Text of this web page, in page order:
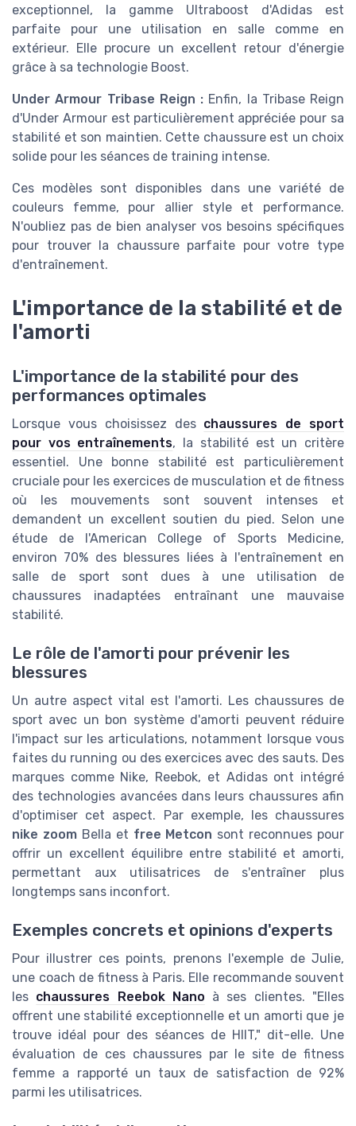
exceptionnel, la gamme Ultraboost d'Adidas est
parfaite pour une utilisation en salle comme en
extérieur. Elle procure un excellent retour d'énergie
grâce à sa technologie Boost.
Under Armour Tribase Reign : Enfin, la Tribase Reign
d'Under Armour est particulièrement appréciée pour sa
stabilité et son maintien. Cette chaussure est un choix
solide pour les séances de training intense.
Ces modèles sont disponibles dans une variété de
couleurs femme, pour allier style et performance.
N'oubliez pas de bien analyser vos besoins spécifiques
pour trouver la chaussure parfaite pour votre type
d'entraînement.
L'importance de la stabilité et de
l'amorti
L'importance de la stabilité pour des
performances optimales
Lorsque vous choisissez des chaussures de sport
pour vos entraînements, la stabilité est un critère
essentiel. Une bonne stabilité est particulièrement
cruciale pour les exercices de musculation et de fitness
où les mouvements sont souvent intenses et
demandent un excellent soutien du pied. Selon une
étude de l'American College of Sports Medicine,
environ 70% des blessures liées à l'entraînement en
salle de sport sont dues à une utilisation de
chaussures inadaptées entraînant une mauvaise
stabilité.
Le rôle de l'amorti pour prévenir les
blessures
Un autre aspect vital est l'amorti. Les chaussures de
sport avec un bon système d'amorti peuvent réduire
l'impact sur les articulations, notamment lorsque vous
faites du running ou des exercices avec des sauts. Des
marques comme Nike, Reebok, et Adidas ont intégré
des technologies avancées dans leurs chaussures afin
d'optimiser cet aspect. Par exemple, les chaussures
nike zoomBella et free Metcon sont reconnues pour
offrir un excellent équilibre entre stabilité et amorti,
permettant aux utilisatrices de s'entraîner plus
longtemps sans inconfort.
Exemples concrets et opinions d'experts
Pour illustrer ces points, prenons l'exemple de Julie,
une coach de fitness à Paris. Elle recommande souvent
les chaussures Reebok Nano à ses clientes. "Elles
offrent une stabilité exceptionnelle et un amorti que je
trouve idéal pour des séances de HIIT," dit-elle. Une
évaluation de ces chaussures par le site de fitness
femme a rapporté un taux de satisfaction de 92%
parmi les utilisatrices.